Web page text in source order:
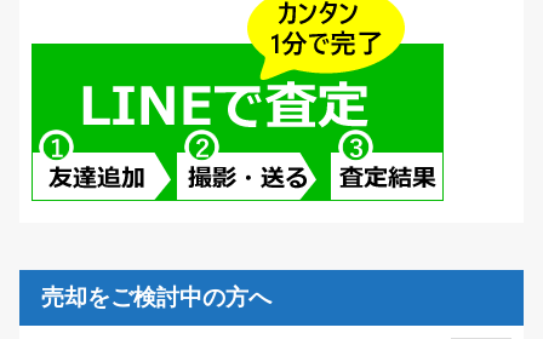
売却をご検討中の方へ